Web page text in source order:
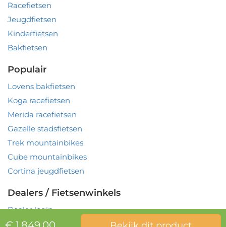
Racefietsen
Jeugdfietsen
Kinderfietsen
Bakfietsen
Populair
Lovens bakfietsen
Koga racefietsen
Merida racefietsen
Gazelle stadsfietsen
Trek mountainbikes
Cube mountainbikes
Cortina jeugdfietsen
Dealers / Fietsenwinkels
Dealer login